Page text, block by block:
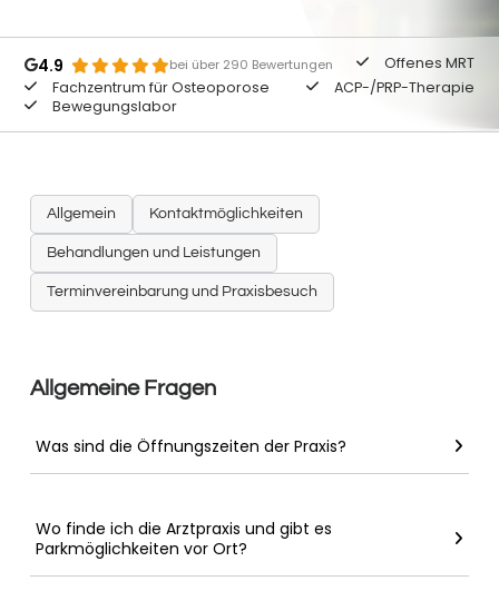
4.9 bei über 290 Bewertungen
Offenes MRT
Fachzentrum für Osteoporose
ACP-/PRP-Therapie
Bewegungslabor
Allgemein Kontaktmöglichkeiten
Behandlungen und Leistungen
Terminvereinbarung und Praxisbesuch
Allgemeine Fragen
Was sind die Öffnungszeiten der Praxis?
Wo finde ich die Arztpraxis und gibt es
Parkmöglichkeiten vor Ort?